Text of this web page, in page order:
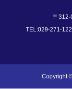
〒312-
TEL:029-271-
Copyright